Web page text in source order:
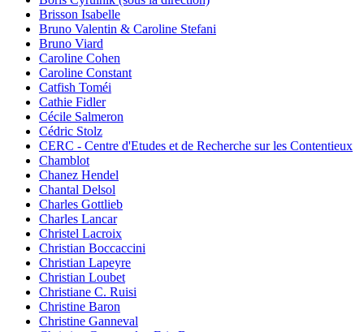
Brisson Isabelle
Bruno Valentin & Caroline Stefani
Bruno Viard
Caroline Cohen
Caroline Constant
Catfish Toméi
Cathie Fidler
Cécile Salmeron
Cédric Stolz
CERC - Centre d'Etudes et de Recherche sur les Contentieux
Chamblot
Chanez Hendel
Chantal Delsol
Charles Gottlieb
Charles Lancar
Christel Lacroix
Christian Boccaccini
Christian Lapeyre
Christian Loubet
Christiane C. Ruisi
Christine Baron
Christine Ganneval